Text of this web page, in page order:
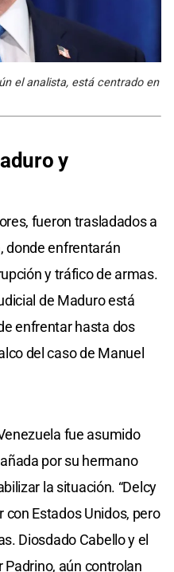
el analista, está centrado en
y
fueron trasladados a
donde enfrentarán
y tráfico de armas.
de Maduro está
enfrentar hasta dos
del caso de Manuel
fue asumido
por su hermano
la situación. “Delcy
Estados Unidos, pero
Diosdado Cabello y el
aún controlan